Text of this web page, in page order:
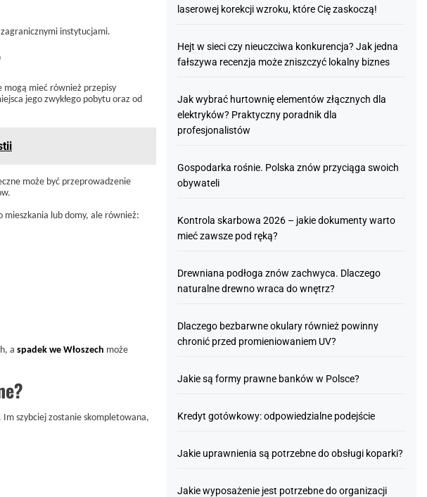
instytucjami.
mogą mieć również przepisy
jego zwykłego pobytu oraz od
może być przeprowadzenie
mieszkania lub domy, ale również:
a spadek we Włoszech może
szybciej zostanie skompletowana,
laserowej korekcji wzroku, które Cię zaskoczą!
Hejt w sieci czy nieuczciwa konkurencja? Jak jedna
fałszywa recenzja może zniszczyć lokalny biznes
Jak wybrać hurtownię elementów złącznych dla
elektryków? Praktyczny poradnik dla
profesjonalistów
Gospodarka rośnie. Polska znów przyciąga swoich
obywateli
Kontrola skarbowa 2026 – jakie dokumenty warto
mieć zawsze pod ręką?
Drewniana podłoga znów zachwyca. Dlaczego
naturalne drewno wraca do wnętrz?
Dlaczego bezbarwne okulary również powinny
chronić przed promieniowaniem UV?
Jakie są formy prawne banków w Polsce?
Kredyt gotówkowy: odpowiedzialne podejście
Jakie uprawnienia są potrzebne do obsługi koparki?
Jakie wyposażenie jest potrzebne do organizacji